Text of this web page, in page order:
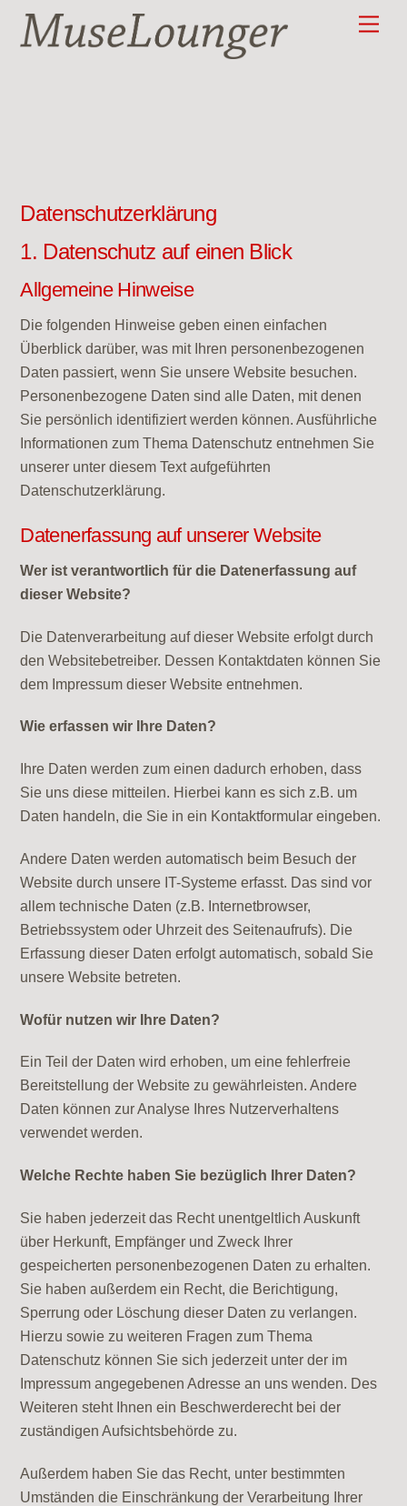
Skip
Datenschutzerklärung
1. Datenschutz auf einen Blick
Allgemeine Hinweise
Die folgenden Hinweise geben einen einfachen
Überblick darüber, was mit Ihren personenbezogenen
Daten passiert, wenn Sie unsere Website besuchen.
Personenbezogene Daten sind alle Daten, mit denen
Sie persönlich identifiziert werden können. Ausführliche
Informationen zum Thema Datenschutz entnehmen Sie
unserer unter diesem Text aufgeführten
Datenschutzerklärung.
Datenerfassung auf unserer Website
Wer ist verantwortlich für die Datenerfassung auf
dieser Website?
Die Datenverarbeitung auf dieser Website erfolgt durch
den Websitebetreiber. Dessen Kontaktdaten können Sie
dem Impressum dieser Website entnehmen.
Wie erfassen wir Ihre Daten?
Ihre Daten werden zum einen dadurch erhoben, dass
Sie uns diese mitteilen. Hierbei kann es sich z.B. um
Daten handeln, die Sie in ein Kontaktformular eingeben.
Andere Daten werden automatisch beim Besuch der
Website durch unsere IT-Systeme erfasst. Das sind vor
allem technische Daten (z.B. Internetbrowser,
Betriebssystem oder Uhrzeit des Seitenaufrufs). Die
Erfassung dieser Daten erfolgt automatisch, sobald Sie
unsere Website betreten.
Wofür nutzen wir Ihre Daten?
Ein Teil der Daten wird erhoben, um eine fehlerfreie
Bereitstellung der Website zu gewährleisten. Andere
Daten können zur Analyse Ihres Nutzerverhaltens
verwendet werden.
Welche Rechte haben Sie bezüglich Ihrer Daten?
Sie haben jederzeit das Recht unentgeltlich Auskunft
über Herkunft, Empfänger und Zweck Ihrer
gespeicherten personenbezogenen Daten zu erhalten.
Sie haben außerdem ein Recht, die Berichtigung,
Sperrung oder Löschung dieser Daten zu verlangen.
Hierzu sowie zu weiteren Fragen zum Thema
Datenschutz können Sie sich jederzeit unter der im
Impressum angegebenen Adresse an uns wenden. Des
Weiteren steht Ihnen ein Beschwerderecht bei der
zuständigen Aufsichtsbehörde zu.
Außerdem haben Sie das Recht, unter bestimmten
Umständen die Einschränkung der Verarbeitung Ihrer